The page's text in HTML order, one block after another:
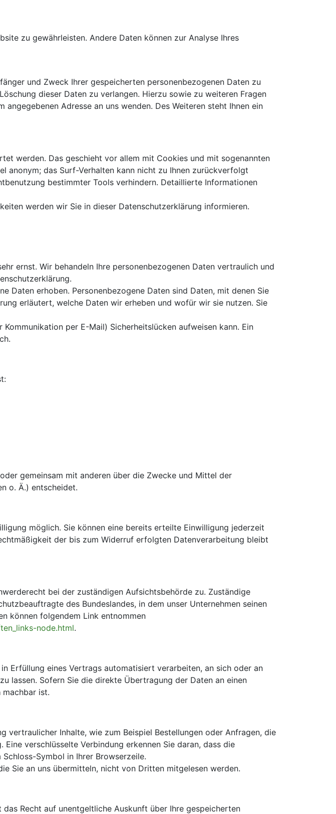
zu gewährleisten. Andere Daten können zur Analyse Ihres
und Zweck Ihrer gespeicherten personenbezogenen Daten zu
dieser Daten zu verlangen. Hierzu sowie zu weiteren Fragen
Adresse an uns wenden. Des Weiteren steht Ihnen ein
werden. Das geschieht vor allem mit Cookies und mit sogenannten
anonym; das Surf-Verhalten kann nicht zu Ihnen zurückverfolgt
bestimmter Tools verhindern. Detaillierte Informationen
werden wir Sie in dieser Datenschutzerklärung informieren.
ernst. Wir behandeln Ihre personenbezogenen Daten vertraulich und
Daten erhoben. Personenbezogene Daten sind Daten, mit denen Sie
erläutert, welche Daten wir erheben und wofür wir sie nutzen. Sie
per E-Mail) Sicherheitslücken aufweisen kann. Ein
gemeinsam mit anderen über die Zwecke und Mittel der
o. Ä.) entscheidet.
möglich. Sie können eine bereits erteilte Einwilligung jederzeit
der bis zum Widerruf erfolgten Datenverarbeitung bleibt
bei der zuständigen Aufsichtsbehörde zu. Zuständige
des Bundeslandes, in dem unser Unternehmen seinen
können folgendem Link entnommen
node.html.
Erfüllung eines Vertrags automatisiert verarbeiten, an sich oder an
lassen. Sofern Sie die direkte Übertragung der Daten an einen
ist.
vertraulicher Inhalte, wie zum Beispiel Bestellungen oder Anfragen, die
Eine verschlüsselte Verbindung erkennen Sie daran, dass die
Symbol in Ihrer Browserzeile.
Sie an uns übermitteln, nicht von Dritten mitgelesen werden.
Recht auf unentgeltliche Auskunft über Ihre gespeicherten